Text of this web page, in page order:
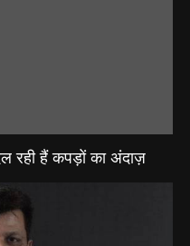
रही हैं कपड़ों का अंदाज़